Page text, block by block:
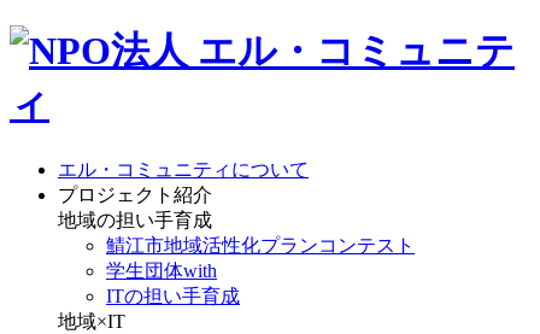
エル・コミュニティについて
プロジェクト紹介
地域の担い手育成
鯖江市地域活性化プランコンテスト
学生団体with
ITの担い手育成
地域×IT